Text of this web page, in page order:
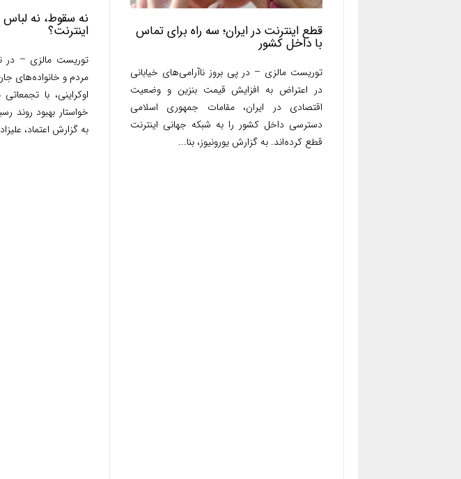
نه سقوط، نه
اینترنت؟
توریست مالزی – در
مردم و خانواده‌های
اوکراینی، با
خواستار بهبود روند
به گزارش اعتماد،
قطع اینترنت در ایران؛ سه راه برای تماس
با داخل کشور
توریست مالزی – در پی بروز ناآرامی‌های خیابانی
در اعتراض به افزایش قیمت بنزین و وضعیت
اقتصادی در ایران، مقامات جمهوری اسلامی
دسترسی داخل کشور را به شبکه جهانی اینترنت
قطع کرده‌اند. به گزارش یورونیوز، بنا...